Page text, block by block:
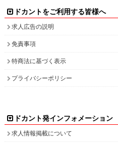
ドカントをご利用する皆様へ
求人広告の説明
免責事項
特商法に基づく表示
プライバシーポリシー
ドカント発インフォメーション
求人情報掲載について